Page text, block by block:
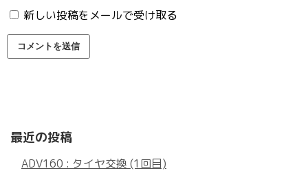
新しい投稿をメールで受け取る
最近の投稿
ADV160 : タイヤ交換 (1回目)